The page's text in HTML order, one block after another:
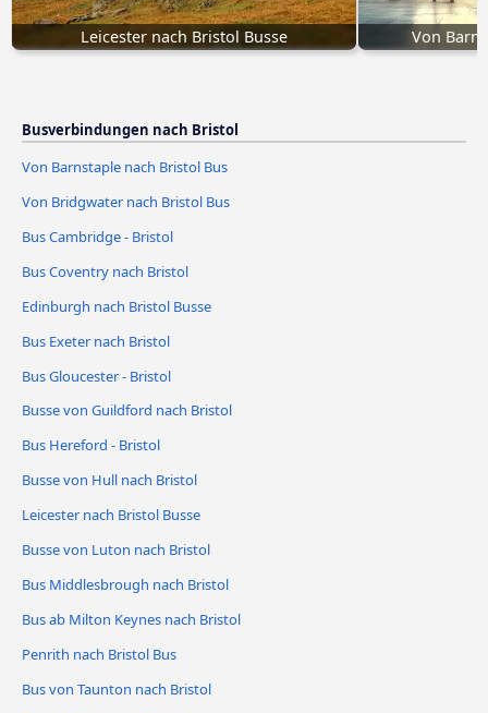
Leicester nach Bristol Busse Von
Busverbindungen nach Bristol
Von Barnstaple nach Bristol Bus
Von Bridgwater nach Bristol Bus
Bus Cambridge - Bristol
Bus Coventry nach Bristol
Edinburgh nach Bristol Busse
Bus Exeter nach Bristol
Bus Gloucester - Bristol
Busse von Guildford nach Bristol
Bus Hereford - Bristol
Busse von Hull nach Bristol
Leicester nach Bristol Busse
Busse von Luton nach Bristol
Bus Middlesbrough nach Bristol
Bus ab Milton Keynes nach Bristol
Penrith nach Bristol Bus
Bus von Taunton nach Bristol